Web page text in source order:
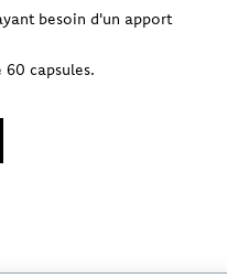
besoin d'un apport
capsules.